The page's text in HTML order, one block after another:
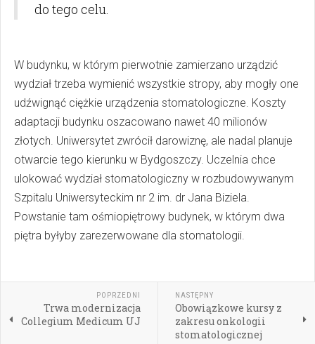
do tego celu.
W budynku, w którym pierwotnie zamierzano urządzić
wydział trzeba wymienić wszystkie stropy, aby mogły one
udźwignąć ciężkie urządzenia stomatologiczne. Koszty
adaptacji budynku oszacowano nawet 40 milionów
złotych. Uniwersytet zwrócił darowiznę, ale nadal planuje
otwarcie tego kierunku w Bydgoszczy. Uczelnia chce
ulokować wydział stomatologiczny w rozbudowywanym
Szpitalu Uniwersyteckim nr 2 im. dr Jana Biziela.
Powstanie tam ośmiopiętrowy budynek, w którym dwa
piętra byłyby zarezerwowane dla stomatologii.
POPRZEDNI
Trwa modernizacja
Collegium Medicum UJ
NASTĘPNY
Obowiązkowe kursy z
zakresu onkologii
stomatologicznej